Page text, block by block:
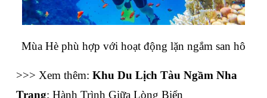
Mùa Hè phù hợp với hoạt động lặn ngắm san hô
>>> Xem thêm: Khu Du Lịch Tàu Ngầm Nha
Trang: Hành Trình Giữa Lòng Biển